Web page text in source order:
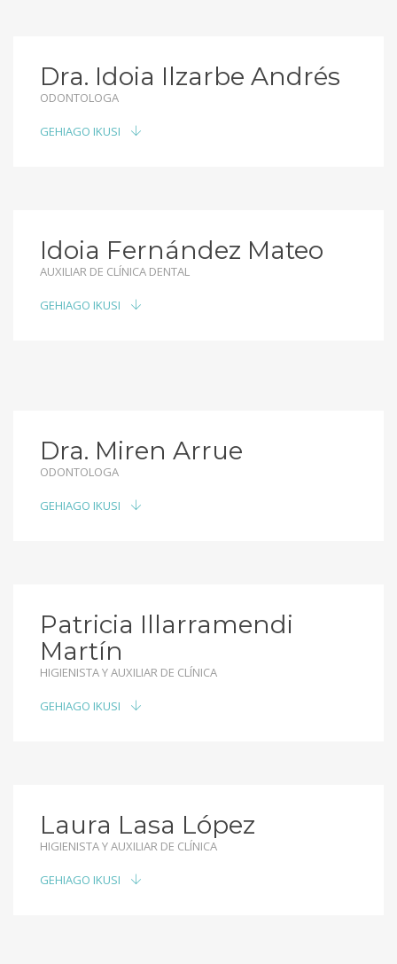
Dra. Idoia Ilzarbe Andrés
ODONTOLOGA
GEHIAGO IKUSI
Idoia Fernández Mateo
AUXILIAR DE CLÍNICA DENTAL
GEHIAGO IKUSI
Dra. Miren Arrue
ODONTOLOGA
GEHIAGO IKUSI
Patricia Illarramendi
Martín
HIGIENISTA Y AUXILIAR DE CLÍNICA
GEHIAGO IKUSI
Laura Lasa López
HIGIENISTA Y AUXILIAR DE CLÍNICA
GEHIAGO IKUSI